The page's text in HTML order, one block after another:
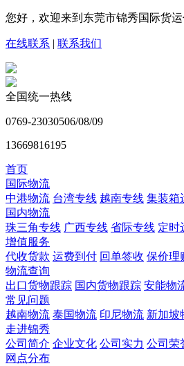
您好，欢迎来到东莞市锦秀国际货运
在线联系 | 联系我们
全国统一热线
0769-23030506/08/09
13669816195
首页
国际物流
中港物流 台湾专线 越南专线 集装箱
国内物流
珠三角专线 广西专线 省际专线 定时
增值服务
代收货款 运费到付 回单签收 保价理
物流查询
出口货物跟踪 国内货物跟踪 安能物
常见问题
越南物流 泰国物流 印尼物流 新加坡
走进锦秀
公司简介 企业文化 公司实力 公司荣
网点分布